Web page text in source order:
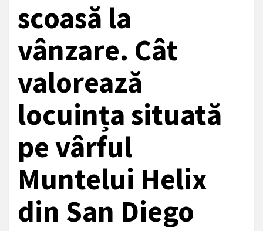
scoasă la
vânzare. Cât
valorează
locuința situată
pe vârful
Muntelui Helix
din San Diego